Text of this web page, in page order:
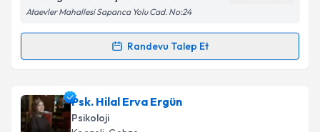
Ataevler Mahallesi Sapanca Yolu Cad. No:24
Randevu Talep Et
Randevu Takvimi Talebi
Aile Danışmanı Elçin Başak Baler
takvimi talebi oluşturun. Size bu uzmandan randevu
almanız için bir takvim hazırlandığında e-posta ile
Psk. Hilal Erva Ergün
Psikoloji